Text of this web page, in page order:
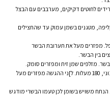
לחוטים דקיקים, מערבבים עם הבצל
בעובי 1 ס”מ, עם הקליפה, מטגנים בשמן עמוק עד שהחצילים
מפזרים מעל את תערובת הבשר
מזלפים שמן זית ומפזרים סומק.
• אופים כרבע שעה בתנור שחומם מראש לחום בינוני, 180 מעלות. ל]ני ההגשה מפזרים מעל
משויש בשומן לכן טעמו הבשרי מודגש